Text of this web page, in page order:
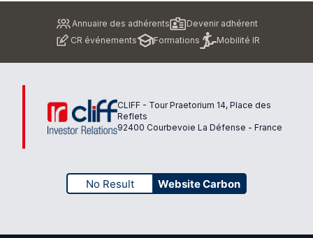
Annuaire des adhérents
Devenir adhérent
CR événements
Formations Mobilité IR
CLIFF - Tour Praetorium 14, Place des
Reflets
92400 Courbevoie La Défense - France
No Result Website Carbon